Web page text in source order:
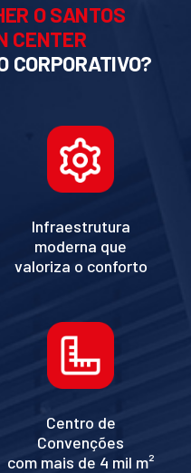
O SANTOS
CENTER
CORPORATIVO?
Infraestrutura
moderna que
valoriza o conforto
Centro de
Convenções
com mais de 4 mil m²